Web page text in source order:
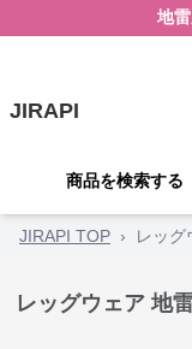
地
JIRAPI
商品を検索する
JIRAPI TOP › レッグ
レッグウェア 地